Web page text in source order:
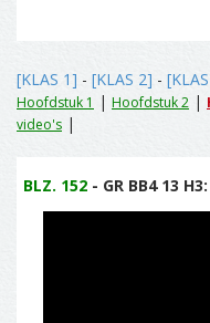
[KLAS 1] - [KLAS 2] -
Hoofdstuk 1 | Hoofdstuk 2 |
video's |
BLZ. 152 - GR BB4 13